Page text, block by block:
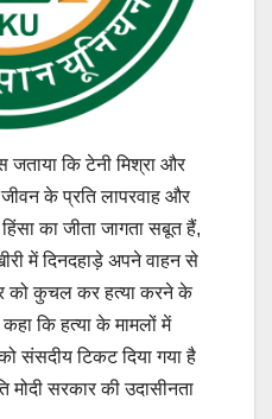
कि टेनी मिश्रा और
के प्रति लापरवाह और
का जीता जागता सबूत हैं,
में दिनदहाड़े अपने वाहन से
को कुचल कर हत्या करने के
कि हत्या के मामलों में
संसदीय टिकट दिया गया है
सरकार की उदासीनता